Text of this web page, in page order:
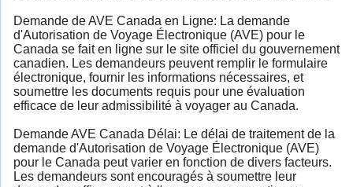
Demande de AVE Canada en Ligne: La demande
d'Autorisation de Voyage Électronique (AVE) pour le
Canada se fait en ligne sur le site officiel du gouvernement
canadien. Les demandeurs peuvent remplir le formulaire
électronique, fournir les informations nécessaires, et
soumettre les documents requis pour une évaluation
efficace de leur admissibilité à voyager au Canada.
Demande AVE Canada Délai: Le délai de traitement de la
demande d'Autorisation de Voyage Électronique (AVE)
pour le Canada peut varier en fonction de divers facteurs.
Les demandeurs sont encouragés à soumettre leur